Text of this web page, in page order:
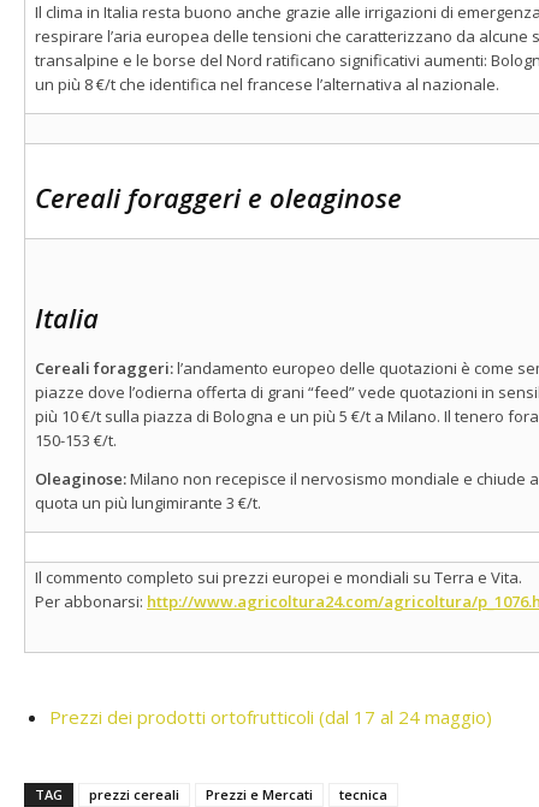
Il clima in Italia resta buono anche grazie alle irrigazioni di
respirare l’aria europea delle tensioni che caratterizzano da alcune
transalpine e le borse del Nord ratificano significativi aumenti:
un più 8 €/t che identifica nel francese l’alternativa al nazionale.
Cereali foraggeri e oleaginose
Italia
Cereali foraggeri:l’andamento europeo delle quotazioni è come
piazze dove l’odierna offerta di grani “feed” vede quotazioni in
più 10 €/t sulla piazza di Bologna e un più 5 €/t a Milano. Il tenero
150-153 €/t.
Oleaginose:Milano non recepisce il nervosismo mondiale e chiude
quota un più lungimirante 3 €/t.
Il commento completo sui prezzi europei e mondiali su Terra e Vita.
Per abbonarsi: http://www.agricoltura24.com/agricoltura/
Prezzi dei prodotti ortofrutticoli (dal 17 al 24 maggio)
TAG prezzi cereali Prezzi e Mercati tecnica